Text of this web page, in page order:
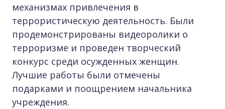
механизмах привлечения в
террористическую деятельность. Были
продемонстрированы видеоролики о
терроризме и проведен творческий
конкурс среди осужденных женщин.
Лучшие работы были отмечены
подарками и поощрением начальника
учреждения.